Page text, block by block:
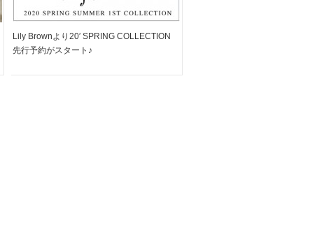
Lily Brownより20′ SPRING COLLECTION
先行予約がスタート♪
VINTAGE NU […]